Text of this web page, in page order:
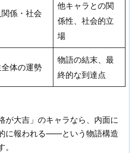
係・社会
他キャラとの関
係性、社会的立
場
全体の運勢
物語の結末、最
終的な到達点
が大吉」のキャラなら、内面に
に報われる——という物語構造